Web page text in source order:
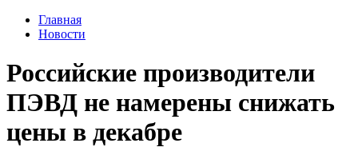
Главная
Новости
Российские производители
ПЭВД не намерены снижать
цены в декабре